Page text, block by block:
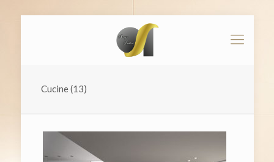
Cucine (13)